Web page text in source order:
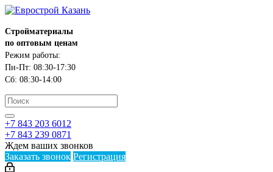
Стройматериалы
по оптовым ценам
Режим работы:
Пн-Пт: 08:30-17:30
Сб: 08:30-14:00
+7 843 203 6012
+7 843 239 0871
Ждем ваших звонков
Заказать звонок Регистрация